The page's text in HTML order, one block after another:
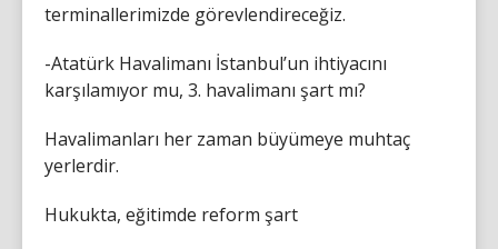
terminallerimizde görevlendireceğiz.
-Atatürk Havalimanı İstanbul’un ihtiyacını
karşılamıyor mu, 3. havalimanı şart mı?
Havalimanları her zaman büyümeye muhtaç
yerlerdir.
Hukukta, eğitimde reform şart